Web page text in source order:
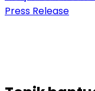
Press Release